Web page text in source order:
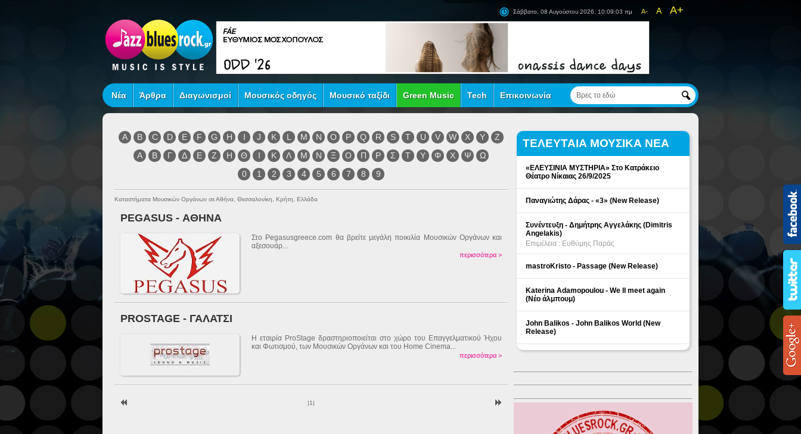
A- A A+
Σάββατο, 08 Αυγούστου 2026, 10:09:03 πμ
Νέα Άρθρα Διαγωνισμοί Μουσικός οδηγός Μουσικό ταξίδι Green Music Tech Επικοινωνία
A B C D E F G H I J K L M N O P Q R S T U V W X Y
Z
Α
Β Γ Δ Ε Ζ Η Θ Ι Κ Λ Μ Ν Ξ Ο Π Ρ Σ Τ Υ Φ Χ Ψ
Ω
0
1 2 3 4 5 6 7 8 9
Καταστήματα Μουσικών Οργάνων σε Αθήνα, Θεσσαλονίκη, Κρήτη, Ελλάδα
PEGASUS - ΑΘΗΝΑ
Στο Pegasusgreece.com θα βρείτε μεγάλη ποικιλία Μουσικών Οργάνων και
αξεσουάρ...
περισσότερα >
PROSTAGE - ΓΑΛΑΤΣΙ
H εταιρία ProStage δραστηριοποιείται στο χώρο του Επαγγελματικού Ήχου
και Φωτισμού, των Μουσικών Οργάνων και του Home Cinema...
περισσότερα >
|1 |
ΤΕΛΕΥΤΑΙΑ ΜΟΥΣΙΚΑ ΝΕΑ
«ΕΛΕΥΣΙΝΙΑ ΜΥΣΤΗΡΙΑ» Στο Κατράκειο
Θέατρο Νίκαιας 26/9/2025
Παναγιώτης Δάρας - «3» (New Release)
Συνέντευξη - Δημήτρης Αγγελάκης (Dimitris
Angelakis)
Επιμέλεια : Ευθύμης Παράς
mastroKristo - Passage (New Release)
Katerina Adamopoulou - We ll meet again
(Νέο άλμπουμ)
John Balikos - John Balikos World (New
Release)